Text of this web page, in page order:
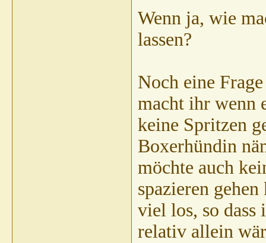
Wenn ja, wie
lassen?
Noch eine
macht ihr wenn
keine Spritzen
Boxerhündin
möchte auch
spazieren
viel los, so dass
relativ allein